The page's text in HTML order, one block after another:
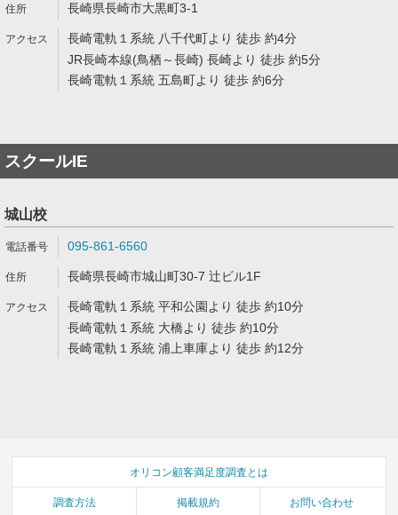
長崎県長崎市大黒町3-1
長崎電軌１系統 八千代町より 徒歩 約4分
JR長崎本線(鳥栖～長崎) 長崎より 徒歩 約5分
長崎電軌１系統 五島町より 徒歩 約6分
スクールIE
城山校
095-861-6560
長崎県長崎市城山町30-7 辻ビル1F
長崎電軌１系統 平和公園より 徒歩 約10分
長崎電軌１系統 大橋より 徒歩 約10分
長崎電軌１系統 浦上車庫より 徒歩 約12分
オリコン顧客満足度調査とは
調査方法 掲載規約 お問い合わせ